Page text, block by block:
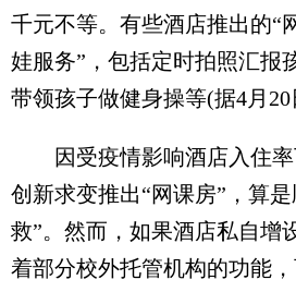
千元不等。有些酒店推出的“
娃服务”，包括定时拍照汇报
带领孩子做健身操等(据4月20
因受疫情影响酒店入住率
创新求变推出“网课房”，算
救”。然而，如果酒店私自增
着部分校外托管机构的功能